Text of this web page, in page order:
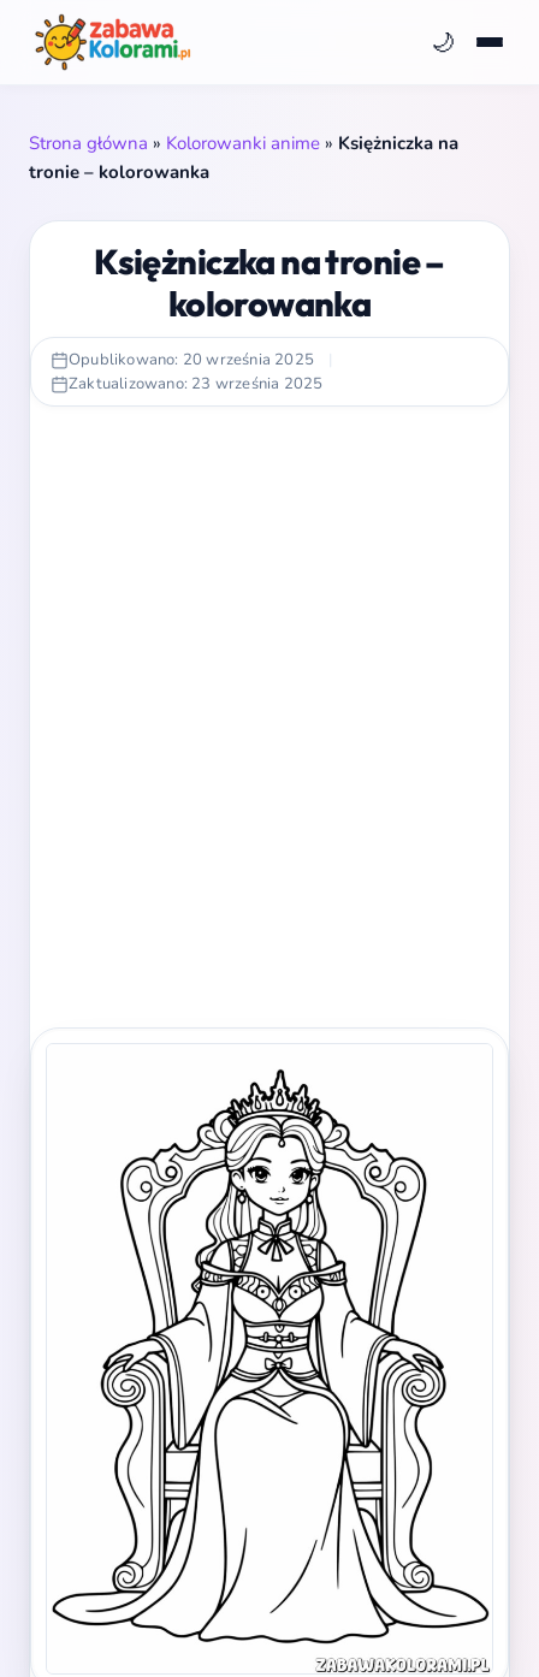
🌙
Strona główna » Kolorowanki anime » Księżniczka na
tronie – kolorowanka
Księżniczka na tronie –
kolorowanka
Opublikowano: 20 września 2025
|
Zaktualizowano: 23 września 2025